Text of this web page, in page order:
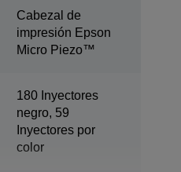
Cabezal de
impresión Epson
Micro Piezo™
180 Inyectores
negro, 59
Inyectores por
color